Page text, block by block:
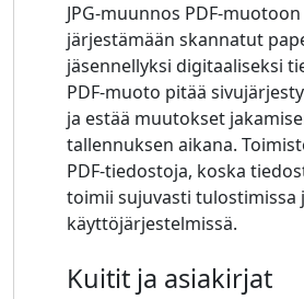
JPG-muunnos PDF-
järjestämään skannatut
jäsennellyksi digitaaliseksi
PDF-muoto pitää
ja estää muutokset
tallennuksen aikana.
PDF-tiedostoja, koska
toimii sujuvasti tulostimissa
käyttöjärjestelmissä.
Kuitit ja asiakirjat